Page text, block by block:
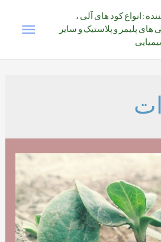
: انواع کود های آلی ،
های پلیمر و پلاستیک و سایر